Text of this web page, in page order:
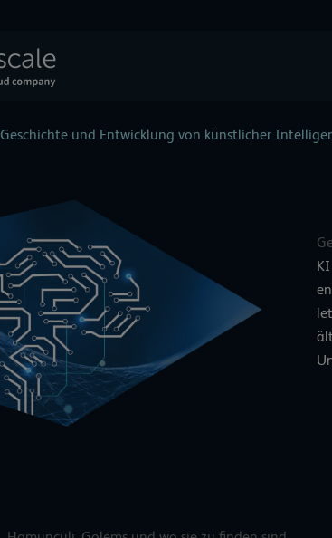
Geschichte und Entwicklung von künstlicher